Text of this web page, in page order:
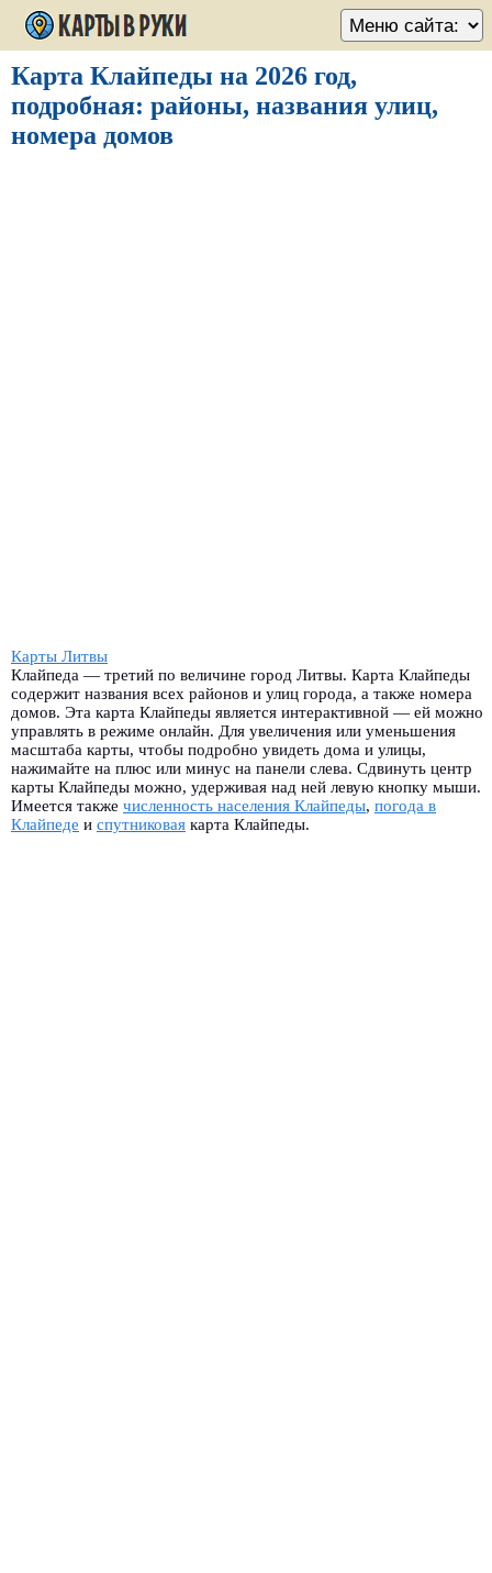
Карта Клайпеды на 2026 год,
подробная: районы, названия улиц,
номера домов
Карты Литвы
Клайпеда — третий по величине город Литвы. Карта Клайпеды
содержит названия всех районов и улиц города, а также номера
домов. Эта карта Клайпеды является интерактивной — ей можно
управлять в режиме онлайн. Для увеличения или уменьшения
масштаба карты, чтобы подробно увидеть дома и улицы,
нажимайте на плюс или минус на панели слева. Сдвинуть центр
карты Клайпеды можно, удерживая над ней левую кнопку мыши.
Имеется также численность населения Клайпеды, погода в
Клайпеде и спутниковая карта Клайпеды.